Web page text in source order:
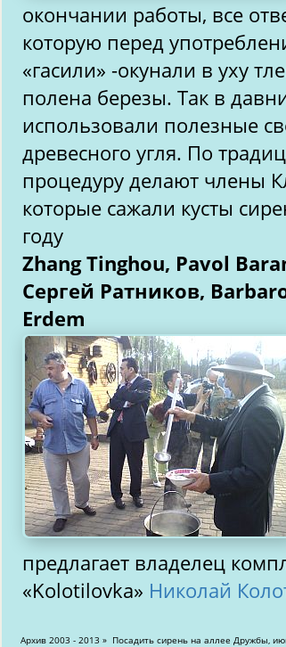
окончании работы, все
которую перед
«гасили» -окунали в уху тлеющие
полена березы. Так в
использовали полезные
древесного угля. По
процедуру делают члены
которые сажали кусты
году
Zhang Tinghou, Pavol
Сергей Ратников,
Erdem
предлагает владелец
«Kolotilovka» Николай
Aрхив 2003 - 2013 » Посадить сирень на аллее Дружбы, июнь 2008 »